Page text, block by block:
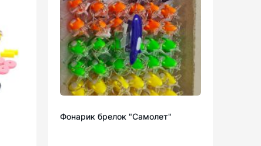
Фонарик брелок "Самолет"